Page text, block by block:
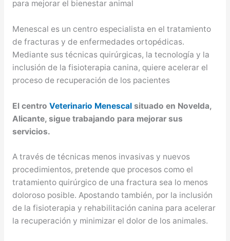
para mejorar el bienestar animal
Menescal es un centro especialista en el tratamiento
de fracturas y de enfermedades ortopédicas.
Mediante sus técnicas quirúrgicas, la tecnología y la
inclusión de la fisioterapia canina, quiere acelerar el
proceso de recuperación de los pacientes
El centro Veterinario Menescalsituado en Novelda,
Alicante, sigue trabajando para mejorar sus
servicios.
A través de técnicas menos invasivas y nuevos
procedimientos, pretende que procesos como el
tratamiento quirúrgico de una fractura sea lo menos
doloroso posible. Apostando también, por la inclusión
de la fisioterapia y rehabilitación canina para acelerar
la recuperación y minimizar el dolor de los animales.